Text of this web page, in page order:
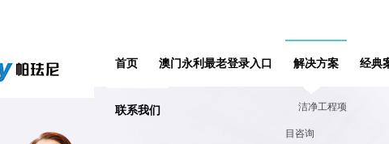
首页 澳门永利最老登录入口 解决方案
洁净工程项
目咨询
经典
联系我们